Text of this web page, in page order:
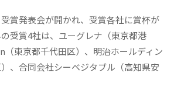
賞発表会が開かれ、受賞各社に賞杯が
受賞4社は、ユーグレナ（東京都港
（東京都千代田区）、明治ホールディン
、合同会社シーベジタブル（高知県安